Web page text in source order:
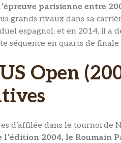
parisienne entre
grands rivaux dans sa
espagnol, et en 2014, il a
séquence en quarts de finale
Open
d’affilée dans le tournoi de
l’édition 2004, le Roumain